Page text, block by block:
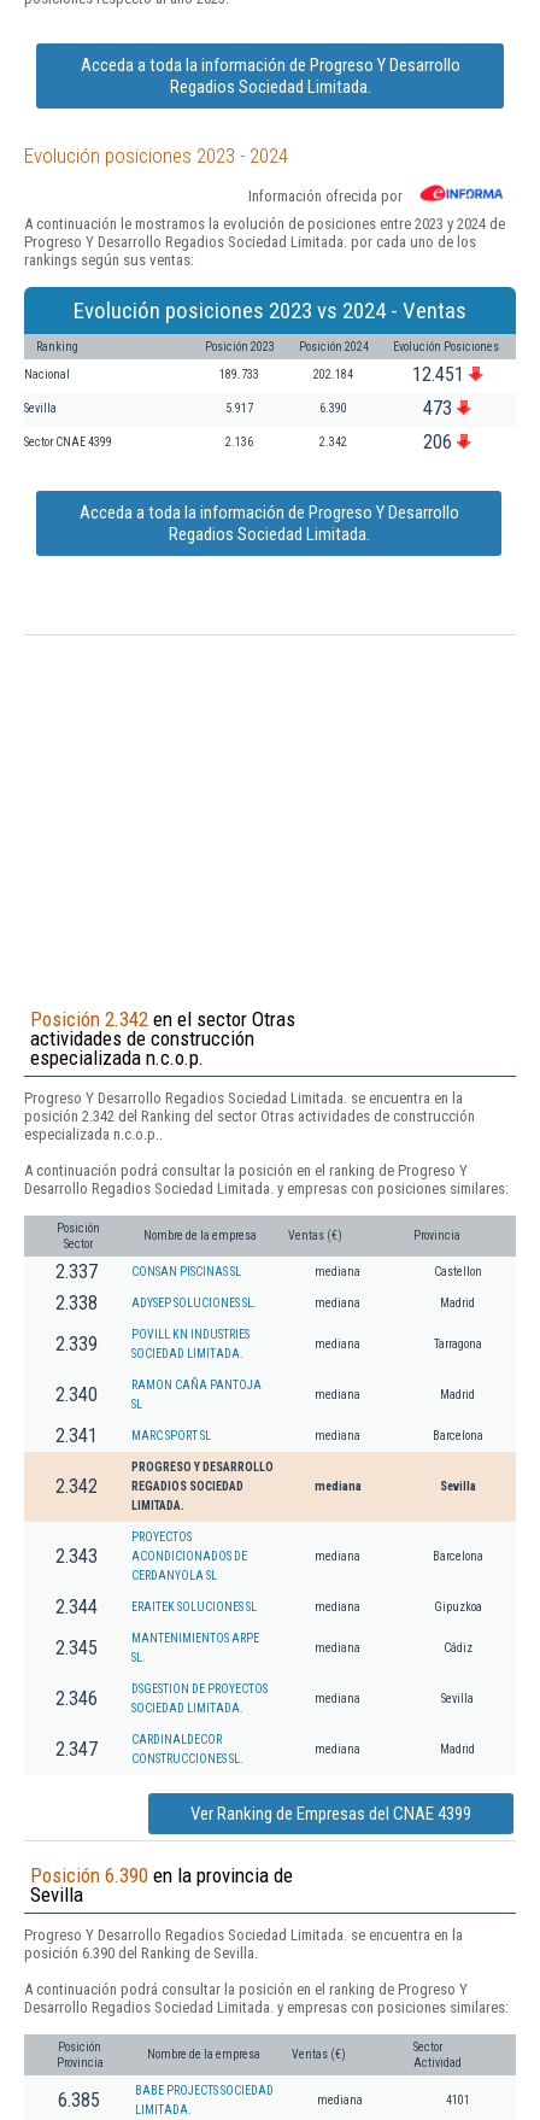
Acceda a toda la información de Progreso Y Desarrollo
Regadios Sociedad Limitada.
Evolución posiciones 2023 - 2024
Información ofrecida por
A continuación le mostramos la evolución de posiciones entre 2023 y 2024 de
Progreso Y Desarrollo Regadios Sociedad Limitada. por cada uno de los
rankings según sus ventas:
Evolución posiciones 2023 vs 2024 - Ventas
Ranking Posición 2023 Posición 2024 Evolución Posiciones
Nacional 189.733 202.184 12.451
Sevilla 5.917 6.390 473
Sector CNAE 4399 2.136 2.342 206
Acceda a toda la información de Progreso Y Desarrollo
Regadios Sociedad Limitada.
Posición 2.342 en el sector Otras
actividades de construcción
especializada n.c.o.p.
Progreso Y Desarrollo Regadios Sociedad Limitada. se encuentra en la
posición 2.342 del Ranking del sector Otras actividades de construcción
especializada n.c.o.p..
A continuación podrá consultar la posición en el ranking de Progreso Y
Desarrollo Regadios Sociedad Limitada. y empresas con posiciones similares:
Posición
Sector
Nombre de la empresa Ventas (€) Provincia
2.337 CONSAN PISCINAS SL mediana Castellon
2.338 ADYSEP SOLUCIONES SL. mediana Madrid
2.339
POVILL KN INDUSTRIES
SOCIEDAD LIMITADA.
mediana Tarragona
2.340
RAMON CAÑA PANTOJA
SL
mediana Madrid
2.341 MARC SPORT SL mediana Barcelona
2.342
PROGRESO Y DESARROLLO
REGADIOS SOCIEDAD
LIMITADA.
mediana Sevilla
2.343
PROYECTOS
ACONDICIONADOS DE
CERDANYOLA SL
mediana Barcelona
2.344 ERAITEK SOLUCIONES SL mediana Gipuzkoa
2.345
MANTENIMIENTOS ARPE
SL.
mediana Cádiz
2.346
DSGESTION DE PROYECTOS
SOCIEDAD LIMITADA.
mediana Sevilla
2.347
CARDINALDECOR
CONSTRUCCIONES SL.
mediana Madrid
Ver Ranking de Empresas del CNAE 4399
Posición 6.390 en la provincia de
Sevilla
Progreso Y Desarrollo Regadios Sociedad Limitada. se encuentra en la
posición 6.390 del Ranking de Sevilla.
A continuación podrá consultar la posición en el ranking de Progreso Y
Desarrollo Regadios Sociedad Limitada. y empresas con posiciones similares:
Posición
Provincia
Nombre de la empresa Ventas (€)
Sector
Actividad
6.385
BABE PROJECTS SOCIEDAD
LIMITADA.
mediana 4101